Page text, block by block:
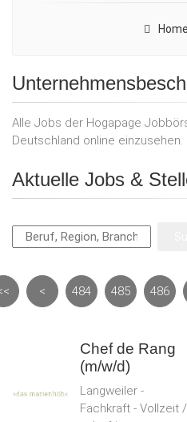
Alle Jobs der Hogapage
Deutschland online einzusehen.
Aktuelle Jobs &
< 484 485 486
Chef de Rang
(m/w/d)
Langweiler -
Fachkraft - Vollzeit /